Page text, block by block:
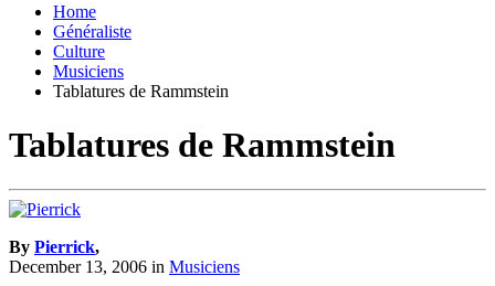
Home
Généraliste
Culture
Musiciens
Tablatures de Rammstein
Tablatures de Rammstein
By Pierrick,
December 13, 2006 in Musiciens